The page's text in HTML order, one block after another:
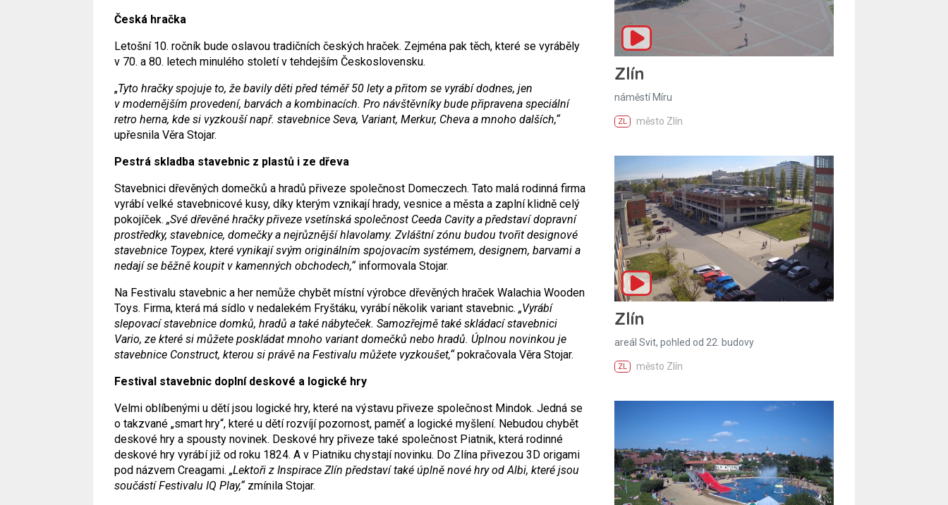
Česká hračka
Letošní 10. ročník bude oslavou tradičních českých hraček. Zejména pak těch, které se vyráběly
v 70. a 80. letech minulého století v tehdejším Československu.
„Tyto hračky spojuje to, že bavily děti před téměř 50 lety a přitom se vyrábí dodnes, jen
v modernějším provedení, barvách a kombinacích. Pro návštěvníky bude připravena speciální
retro herna, kde si vyzkouší např. stavebnice Seva, Variant, Merkur, Cheva a mnoho dalších,“
upřesnila Věra Stojar.
Pestrá skladba stavebnic z plastů i ze dřeva
Stavebnici dřevěných domečků a hradů přiveze společnost Domeczech. Tato malá rodinná firma
vyrábí velké stavebnicové kusy, díky kterým vznikají hrady, vesnice a města a zaplní klidně celý
pokojíček. „Své dřevěné hračky přiveze vsetínská společnost Ceeda Cavity a představí dopravní
prostředky, stavebnice, domečky a nejrůznější hlavolamy. Zvláštní zónu budou tvořit designové
stavebnice Toypex, které vynikají svým originálním spojovacím systémem, designem, barvami a
nedají se běžně koupit v kamenných obchodech,“informovala Stojar.
Na Festivalu stavebnic a her nemůže chybět místní výrobce dřevěných hraček Walachia Wooden
Toys. Firma, která má sídlo v nedalekém Fryštáku, vyrábí několik variant stavebnic. „Vyrábí
slepovací stavebnice domků, hradů a také nábyteček. Samozřejmě také skládací stavebnici
Vario, ze které si můžete poskládat mnoho variant domečků nebo hradů. Úplnou novinkou je
stavebnice Construct, kterou si právě na Festivalu můžete vyzkoušet,“pokračovala Věra Stojar.
Festival stavebnic doplní deskové a logické hry
Velmi oblíbenými u dětí jsou logické hry, které na výstavu přiveze společnost Mindok. Jedná se
o takzvané „smart hry“, které u dětí rozvíjí pozornost, paměť a logické myšlení. Nebudou chybět
deskové hry a spousty novinek. Deskové hry přiveze také společnost Piatnik, která rodinné
deskové hry vyrábí již od roku 1824. A v Piatniku chystají novinku. Do Zlína přivezou 3D origami
pod názvem Creagami. „Lektoři z Inspirace Zlín představí také úplně nové hry od Albi, které jsou
součástí Festivalu IQ Play,“zmínila Stojar.
Zlín
náměstí Míru
ZL město Zlín
Zlín
areál Svit, pohled od 22. budovy
ZL město Zlín